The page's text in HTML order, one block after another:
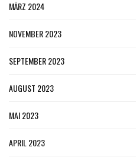
MÄRZ 2024
NOVEMBER 2023
SEPTEMBER 2023
AUGUST 2023
MAI 2023
APRIL 2023